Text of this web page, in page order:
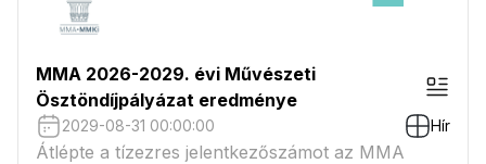
MMA 2026-2029. évi Művészeti
Ösztöndíjpályázat eredménye
2029-08-31 00:00:00 Hír
Átlépte a tízezres jelentkezőszámot az MMA